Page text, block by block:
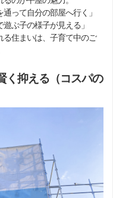
って自分の部屋へ行く」
ぶ子の様子が見える」
る住まいは、子育て中のご
く抑える（コスパの